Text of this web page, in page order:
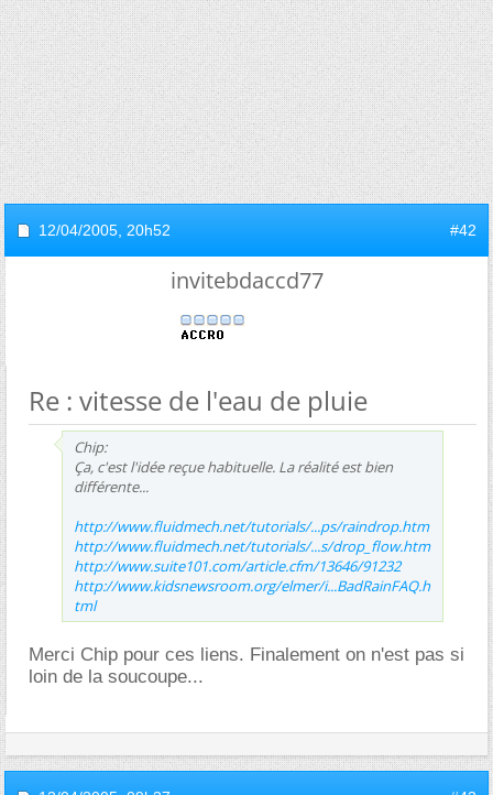
12/04/2005, 20h52 #42
invitebdaccd77
Re : vitesse de l'eau de pluie
Chip:
Ça, c'est l'idée reçue habituelle. La réalité est bien
différente...
http://www.fluidmech.net/tutorials/...ps/raindrop.htm
http://www.fluidmech.net/tutorials/...s/drop_flow.htm
http://www.suite101.com/article.cfm/13646/91232
http://www.kidsnewsroom.org/elmer/i...BadRainFAQ.h
tml
Merci Chip pour ces liens. Finalement on n'est pas si
loin de la soucoupe...